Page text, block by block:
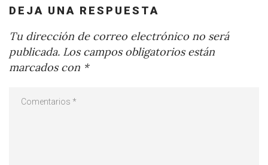
DEJA UNA RESPUESTA
Tu dirección de correo electrónico no será
publicada. Los campos obligatorios están
marcados con *